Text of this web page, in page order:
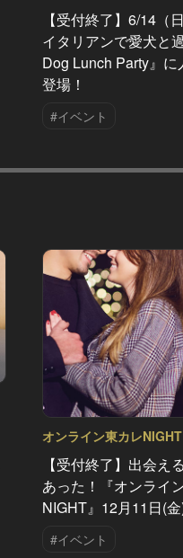
Vol.91
【受付終了】6/14（
イタリアンで愛犬と
Dog Lunch Party』に
登場！
#イベント
オンライン東カレ
Vol.17
【受付終了】出会え
あった！『オンライ
NIGHT』12月11日(
#イベント